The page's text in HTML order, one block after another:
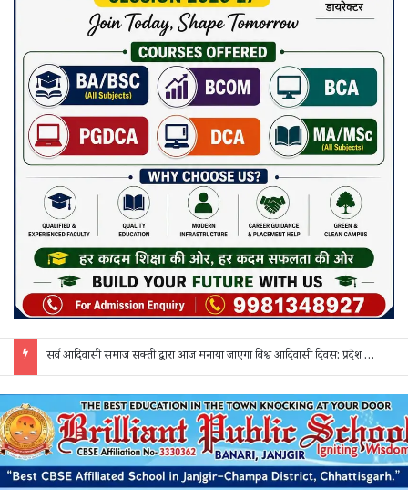
सरगुजा में शादी के नाम पर धोखाधड़ी का आरोप: 3 दिन बाद दुल्हन अचानक गायब, वापस बुलाने पर मांगे 50 हजार; पीड़िता ने एसपी से लगाई गुहार